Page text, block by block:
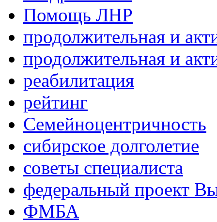
Помощь ЛНР
продолжительная и
продолжительная и
реабилитация
рейтинг
Семейноцентричность
сибирское долголетие
советы специалиста
федеральный проект
ФМБА